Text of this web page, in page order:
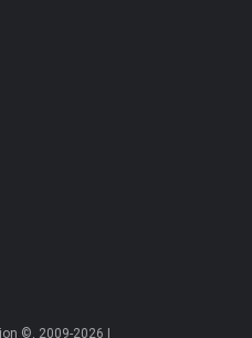
©, 2009-2026 |